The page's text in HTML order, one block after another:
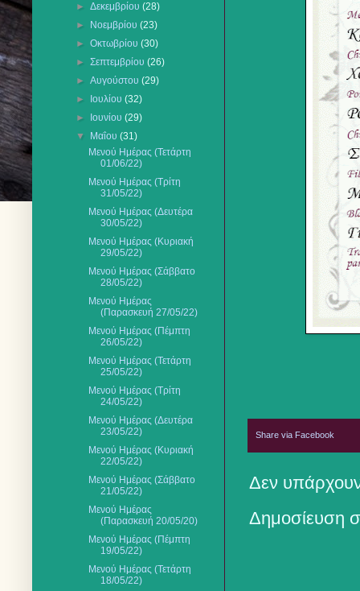
Share via Facebook
Δεν
Δημοσίευση
►Δεκεμβρίου(28)
►
Νοεμβρίου(23)
►Οκτωβρίου(30)
►Σεπτεμβρίου(26)
►Αυγούστου(29)
►
Ιουλίου(32)
►
Ιουνίου(29)
▼
Μαΐου(31)
Μενού Ημέρας (Τετάρτη
01/06/22)
Μενού Ημέρας (Τρίτη
31/05/22)
Μενού Ημέρας (Δευτέρα
30/05/22)
Μενού Ημέρας (Κυριακή
29/05/22)
Μενού Ημέρας (Σάββατο
28/05/22)
Μενού Ημέρας
(Παρασκευή 27/05/22)
Μενού Ημέρας (Πέμπτη
26/05/22)
Μενού Ημέρας (Τετάρτη
25/05/22)
Μενού Ημέρας (Τρίτη
24/05/22)
Μενού Ημέρας (Δευτέρα
23/05/22)
Μενού Ημέρας (Κυριακή
22/05/22)
Μενού Ημέρας (Σάββατο
21/05/22)
Μενού Ημέρας
(Παρασκευή 20/05/20)
Μενού Ημέρας (Πέμπτη
19/05/22)
Μενού Ημέρας (Τετάρτη
18/05/22)